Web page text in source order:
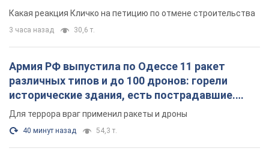
небоскреба "московского верующего"
Какая реакция Кличко на петицию по отмене строительства
3 часа назад 30,6 т.
Армия РФ выпустила по Одессе 11 ракет
различных типов и до 100 дронов: горели
исторические здания, есть пострадавшие.
Фото и видео
Для террора враг применил ракеты и дроны
40 минут назад 54,3 т.